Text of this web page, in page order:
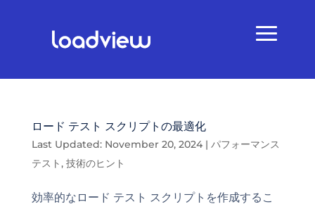
ロード テスト スクリプトの最適化
Last Updated: November 20, 2024| パフォーマンス
テスト, 技術のヒント
効率的なロード テスト スクリプトを作成するこ